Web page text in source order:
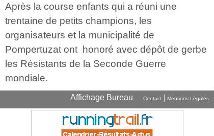
Après la course enfants qui a réuni une
trentaine de petits champions, les
organisateurs et la municipalité de
Pompertuzat ont honoré avec dépôt de gerbe
les Résistants de la Seconde Guerre
mondiale.
Affichage Bureau Contact | Mentions Légales